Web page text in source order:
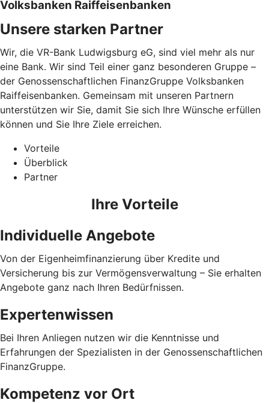
Volksbanken Raiffeisenbanken
Unsere starken Partner
Wir, die VR-Bank Ludwigsburg eG, sind viel mehr als nur
eine Bank. Wir sind Teil einer ganz besonderen Gruppe –
der Genossenschaftlichen FinanzGruppe Volksbanken
Raiffeisenbanken. Gemeinsam mit unseren Partnern
unterstützen wir Sie, damit Sie sich Ihre Wünsche erfüllen
können und Sie Ihre Ziele erreichen.
Vorteile
Überblick
Partner
Ihre Vorteile
Individuelle Angebote
Von der Eigenheimfinanzierung über Kredite und
Versicherung bis zur Vermögensverwaltung – Sie erhalten
Angebote ganz nach Ihren Bedürfnissen.
Expertenwissen
Bei Ihren Anliegen nutzen wir die Kenntnisse und
Erfahrungen der Spezialisten in der Genossenschaftlichen
FinanzGruppe.
Kompetenz vor Ort